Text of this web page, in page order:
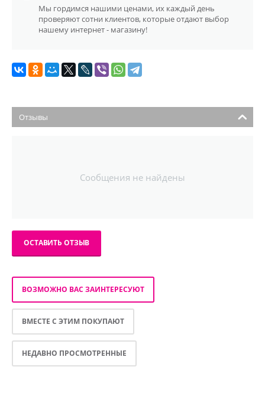
Мы гордимся нашими ценами, их каждый день
проверяют сотни клиентов, которые отдают выбор
нашему интернет - магазину!
Отзывы
Сообщения не найдены
ОСТАВИТЬ ОТЗЫВ
ВОЗМОЖНО ВАС ЗАИНТЕРЕСУЮТ
ВМЕСТЕ С ЭТИМ ПОКУПАЮТ
НЕДАВНО ПРОСМОТРЕННЫЕ